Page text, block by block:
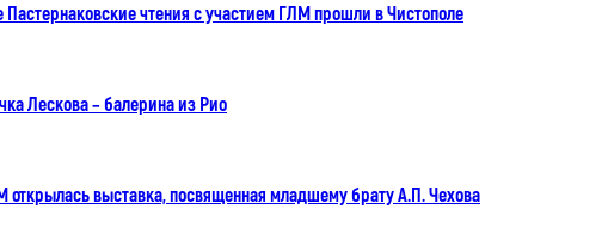
чтения с участием ГЛМ прошли в Чистополе
Лескова – балерина из Рио
открылась выставка, посвященная младшему брату А.П. Чехова